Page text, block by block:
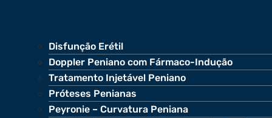
Disfunção Erétil
Doppler Peniano com Fármaco-Indução
Tratamento Injetável Peniano
Próteses Penianas
Peyronie – Curvatura Peniana